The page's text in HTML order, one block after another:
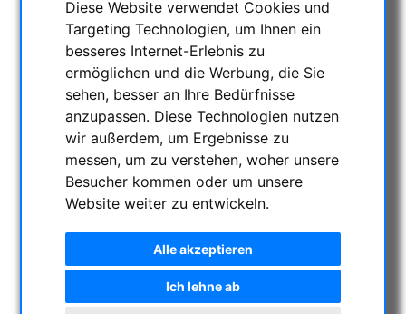
Diese Website verwendet Cookies und
Targeting Technologien, um Ihnen ein
besseres Internet-Erlebnis zu
ermöglichen und die Werbung, die Sie
sehen, besser an Ihre Bedürfnisse
anzupassen. Diese Technologien nutzen
wir außerdem, um Ergebnisse zu
messen, um zu verstehen, woher unsere
Besucher kommen oder um unsere
Website weiter zu entwickeln.
Alle akzeptieren
Ich lehne ab